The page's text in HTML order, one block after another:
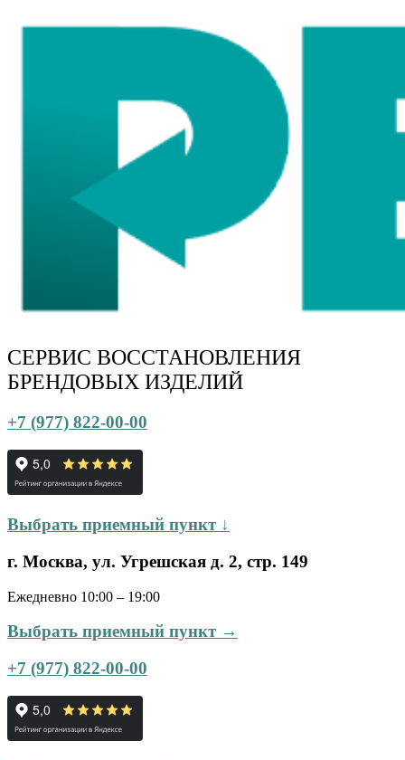
СЕРВИС ВОССТАНОВЛЕНИЯ
БРЕНДОВЫХ ИЗДЕЛИЙ
+7 (977) 822-00-00
Выбрать приемный пункт ↓
г. Москва, ул. Угрешская д. 2, стр. 149
Ежедневно 10:00 – 19:00
Выбрать приемный пункт →
+7 (977) 822-00-00